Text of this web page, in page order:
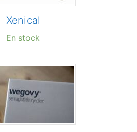
Xenical
En stock